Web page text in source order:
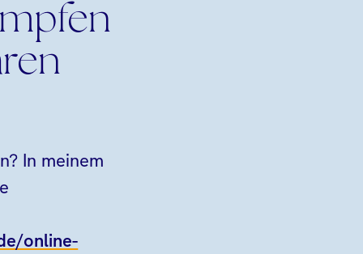
In meinem
online-